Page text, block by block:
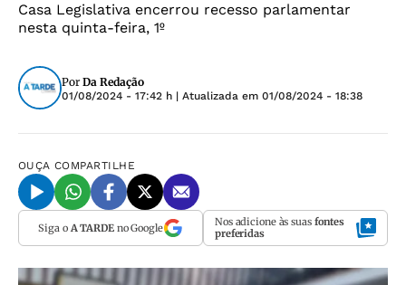
Casa Legislativa encerrou recesso parlamentar
nesta quinta-feira, 1º
Por Da Redação
01/08/2024 - 17:42 h | Atualizada em 01/08/2024 - 18:38
OUÇA COMPARTILHE
Siga o A TARDEno Google Nos adicione às suas fontes
preferidas